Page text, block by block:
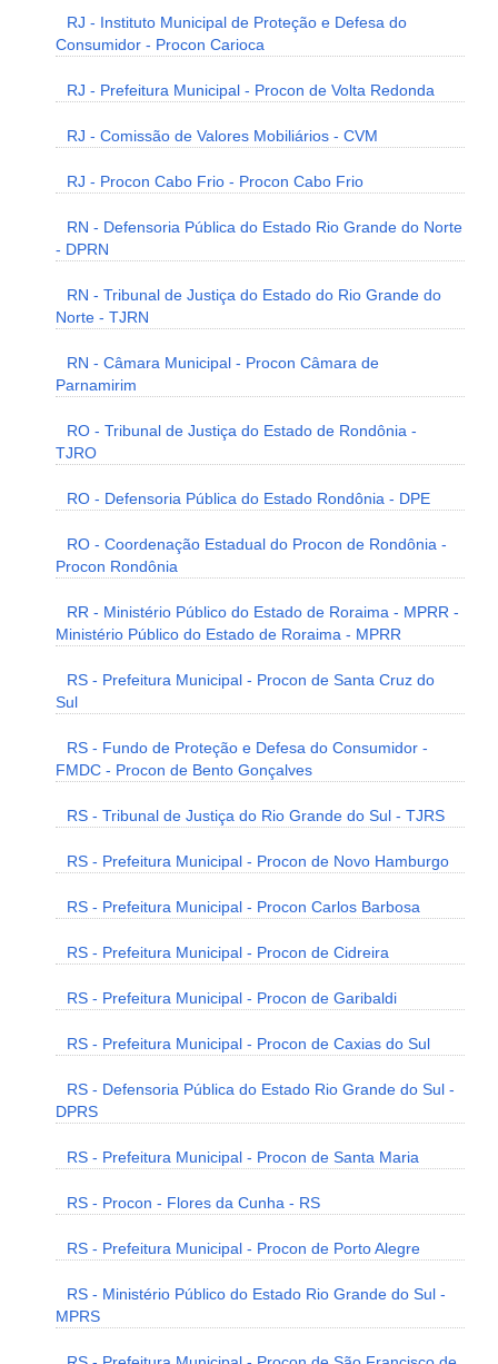
RJ - Instituto Municipal de Proteção e Defesa do
Consumidor - Procon Carioca
RJ - Prefeitura Municipal - Procon de Volta Redonda
RJ - Comissão de Valores Mobiliários - CVM
RJ - Procon Cabo Frio - Procon Cabo Frio
RN - Defensoria Pública do Estado Rio Grande do Norte
- DPRN
RN - Tribunal de Justiça do Estado do Rio Grande do
Norte - TJRN
RN - Câmara Municipal - Procon Câmara de
Parnamirim
RO - Tribunal de Justiça do Estado de Rondônia -
TJRO
RO - Defensoria Pública do Estado Rondônia - DPE
RO - Coordenação Estadual do Procon de Rondônia -
Procon Rondônia
RR - Ministério Público do Estado de Roraima - MPRR -
Ministério Público do Estado de Roraima - MPRR
RS - Prefeitura Municipal - Procon de Santa Cruz do
Sul
RS - Fundo de Proteção e Defesa do Consumidor -
FMDC - Procon de Bento Gonçalves
RS - Tribunal de Justiça do Rio Grande do Sul - TJRS
RS - Prefeitura Municipal - Procon de Novo Hamburgo
RS - Prefeitura Municipal - Procon Carlos Barbosa
RS - Prefeitura Municipal - Procon de Cidreira
RS - Prefeitura Municipal - Procon de Garibaldi
RS - Prefeitura Municipal - Procon de Caxias do Sul
RS - Defensoria Pública do Estado Rio Grande do Sul -
DPRS
RS - Prefeitura Municipal - Procon de Santa Maria
RS - Procon - Flores da Cunha - RS
RS - Prefeitura Municipal - Procon de Porto Alegre
RS - Ministério Público do Estado Rio Grande do Sul -
MPRS